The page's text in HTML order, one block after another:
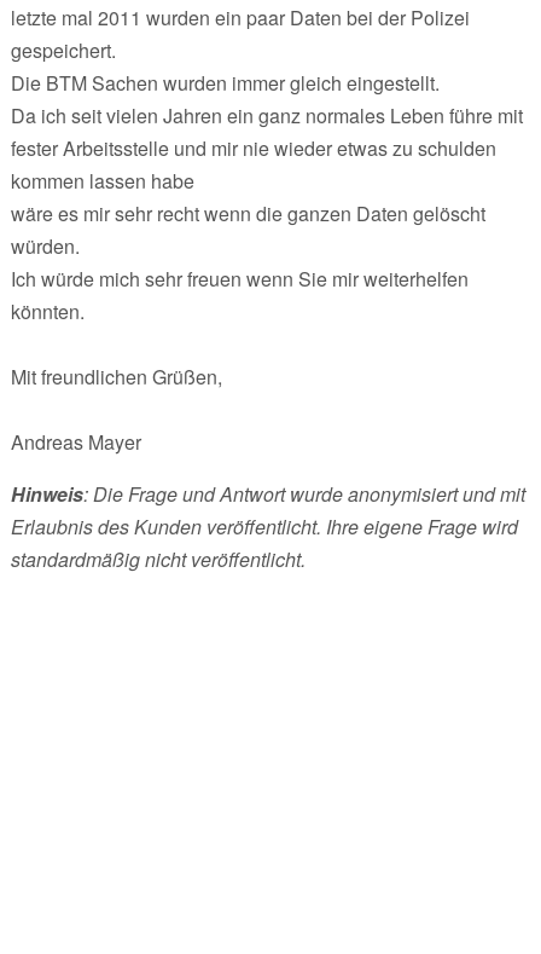
letzte mal 2011 wurden ein paar Daten bei der Polizei
gespeichert.
Die BTM Sachen wurden immer gleich eingestellt.
Da ich seit vielen Jahren ein ganz normales Leben führe mit
fester Arbeitsstelle und mir nie wieder etwas zu schulden
kommen lassen habe
wäre es mir sehr recht wenn die ganzen Daten gelöscht
würden.
Ich würde mich sehr freuen wenn Sie mir weiterhelfen
könnten.
Mit freundlichen Grüßen,
Andreas Mayer
Hinweis: Die Frage und Antwort wurde anonymisiert und mit
Erlaubnis des Kunden veröffentlicht. Ihre eigene Frage wird
standardmäßig nicht veröffentlicht.